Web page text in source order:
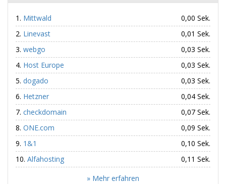
Mittwald
0,00 Sek.
Linevast
0,01 Sek.
webgo
0,03 Sek.
Host Europe
0,03 Sek.
dogado
0,03 Sek.
Hetzner
0,04 Sek.
checkdomain
0,07 Sek.
ONE.com
0,09 Sek.
1&1
0,10 Sek.
Alfahosting
0,11 Sek.
» Mehr erfahren